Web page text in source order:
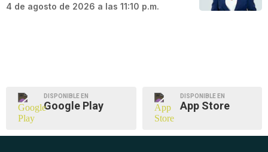
4 de agosto de 2026 a las 11:10 p.m.
DISPONIBLE EN
Google Play
DISPONIBLE EN
App Store